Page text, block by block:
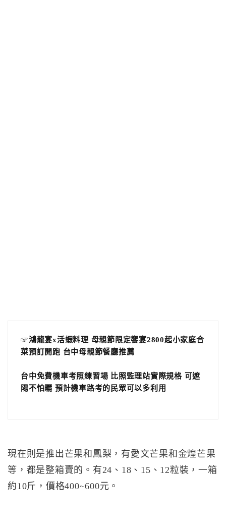
☞鴻龍宴x活蝦料理 母親節限定饗宴2800起小家庭合
菜預訂開跑 台中母親節餐廳推薦
台中免費機車考照練習場 比照監理站實際規格 可遮
陽不怕曬 預計機車路考的民眾可以多利用
現在則是推出芒果和鳳梨，有愛文芒果和金煌芒果
等，都是整箱賣的。有24、18、15、12粒裝，一箱
約10斤，價格400~600元。